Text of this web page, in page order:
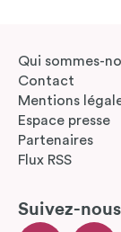
Qui sommes-
Contact
Mentions
Espace presse
Partenaires
Flux RSS
Suivez-nous